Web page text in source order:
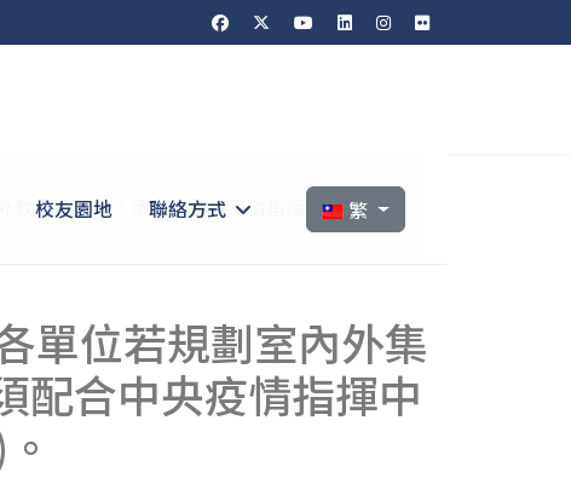
校友園地 聯絡方式 選擇你的語言
繁
育等活動，須配合中央疫情指揮中心發布之
單位若規劃室內外集
配合中央疫情指揮中